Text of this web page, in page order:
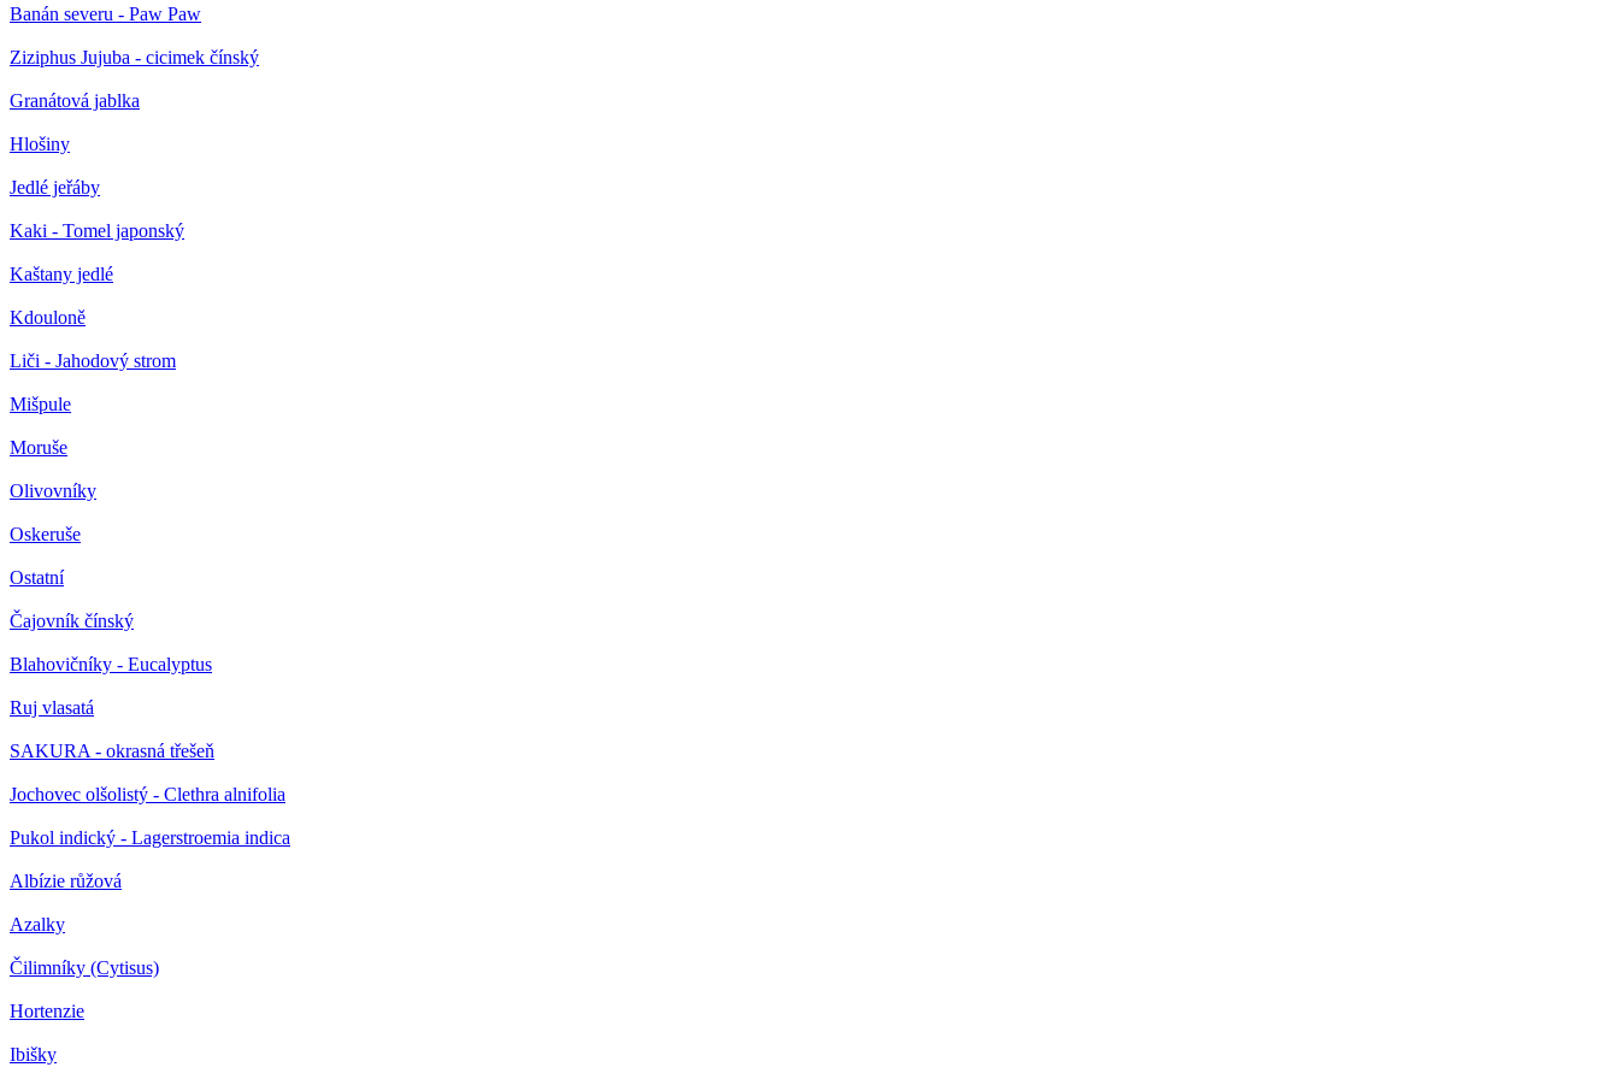
Banán severu - Paw Paw
Ziziphus Jujuba - cicimek čínský
Granátová jablka
Hlošiny
Jedlé jeřáby
Kaki - Tomel japonský
Kaštany jedlé
Kdouloně
Liči - Jahodový strom
Mišpule
Moruše
Olivovníky
Oskeruše
Ostatní
Čajovník čínský
Blahovičníky - Eucalyptus
Ruj vlasatá
SAKURA - okrasná třešeň
Jochovec olšolistý - Clethra alnifolia
Pukol indický - Lagerstroemia indica
Albízie růžová
Azalky
Čilimníky (Cytisus)
Hortenzie
Ibišky